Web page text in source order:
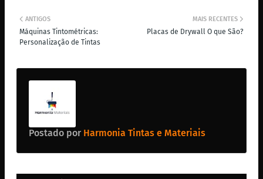
MAIS RECENTES
Placas de Drywall O que São?
ANTIGOS
Máquinas Tintométricas:
Personalização de Tintas
Postado por Harmonia Tintas e Materiais